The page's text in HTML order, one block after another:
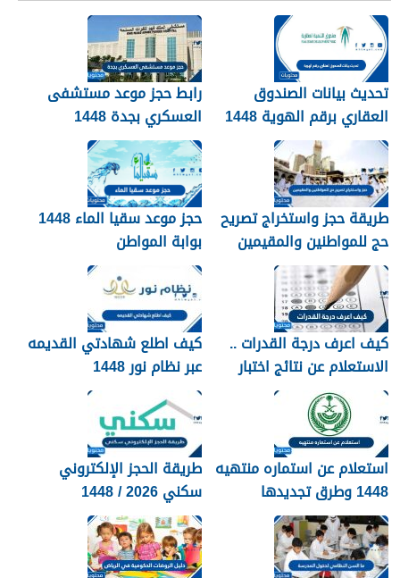
تحديث بيانات الصندوق
العقاري برقم الهوية 1448
الرابط والخطوات
رابط حجز موعد مستشفى
العسكري بجدة 1448
طريقة حجز واستخراج تصريح
حج للمواطنين والمقيمين
1448
حجز موعد سقيا الماء 1448
بوابة المواطن
كيف اعرف درجة القدرات ..
الاستعلام عن نتائج اختبار
القدرات 1448
كيف اطلع شهادتي القديمه
عبر نظام نور 1448
استعلام عن استماره منتهيه
1448 وطرق تجديدها
طريقة الحجز الإلكتروني
سكني 2026 / 1448
بالتفصيل